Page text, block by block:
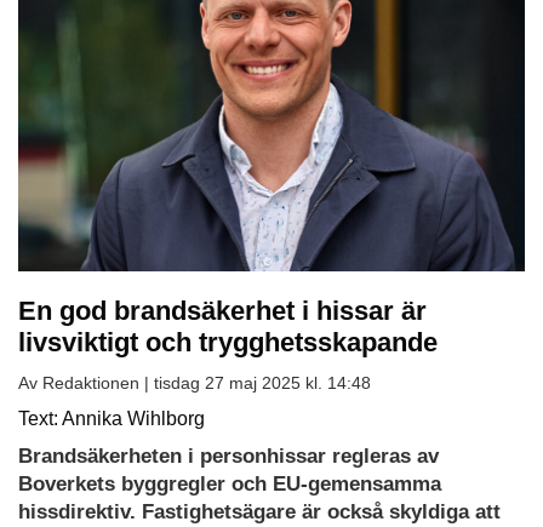
En god brandsäkerhet i hissar är
livsviktigt och trygghetsskapande
Av Redaktionen | tisdag 27 maj 2025 kl. 14:48
Text: Annika Wihlborg
Brandsäkerheten i personhissar regleras av
Boverkets byggregler och EU-gemensamma
hissdirektiv. Fastighetsägare är också skyldiga att